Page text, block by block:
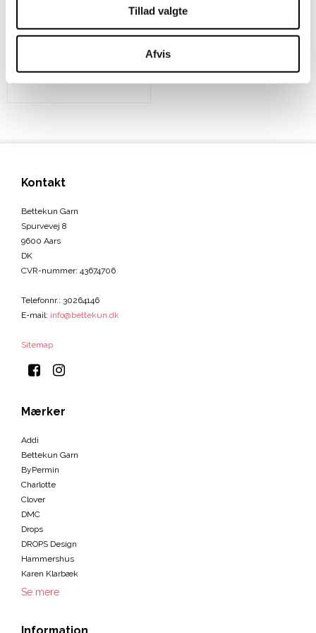
Tillad valgte
Afvis
Ring for pris
Kontakt
Bettekun Garn
Spurvevej 8
9600 Aars
DK
CVR-nummer: 43674706
Telefonnr.: 30264146
E-mail: info@bettekun.dk
Sitemap
Mærker
Addi
Bettekun Garn
ByPermin
Charlotte
Clover
DMC
Drops
DROPS Design
Hammershus
Karen Klarbæk
Se mere
Information